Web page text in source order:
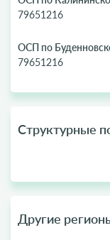
79651216
ОСП по
79651216
Структурные
Другие